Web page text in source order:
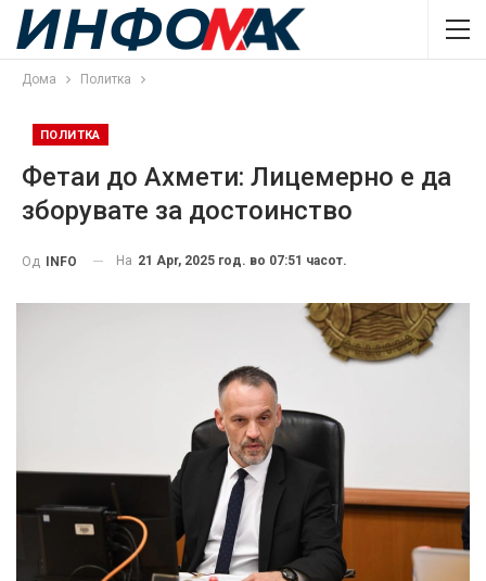
Дома Политка
ПОЛИТКА
Фетаи до Ахмети: Лицемерно е да
зборувате за достоинство
Од INFO На 21 Apr, 2025 год. во 07:51 часот.